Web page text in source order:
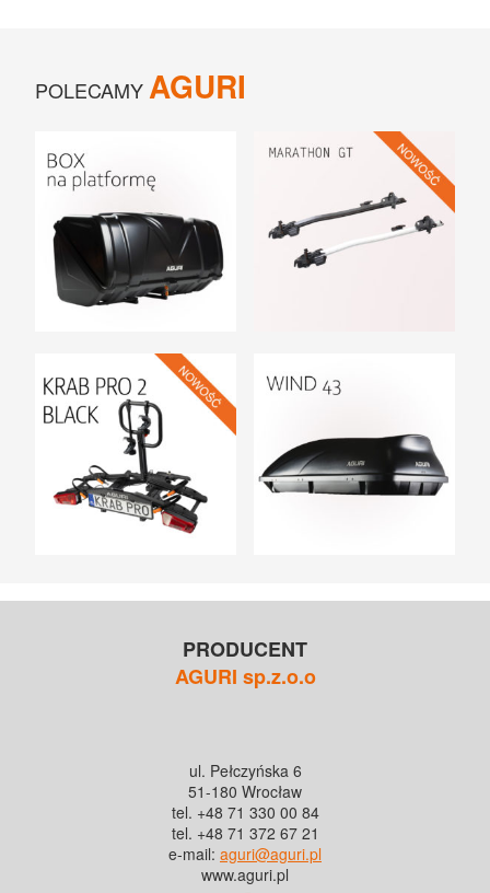
POLECAMYAGURI
PRODUCENT
AGURI sp.z.o.o
ul. Pełczyńska 6
51-180 Wrocław
tel. +48 71 330 00 84
tel. +48 71 372 67 21
e-mail: aguri@aguri.pl
www.aguri.pl